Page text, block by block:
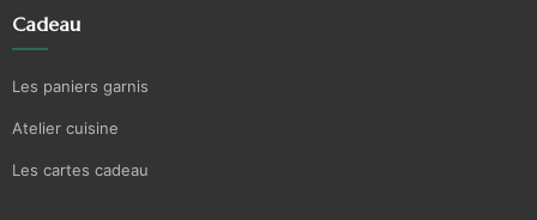
Cadeau
Les paniers garnis
Atelier cuisine
Les cartes cadeau